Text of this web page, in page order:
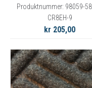
Produktnummer: 98059-
CR8EH-9
kr 205,00